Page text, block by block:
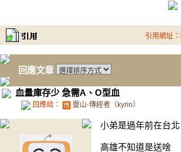
引用網址
回應文章
血量庫存少 急需A、O型血
回應給： 靈山-傳經者（kyrin）
小弟是過年前在台
高雄不知道是送啥